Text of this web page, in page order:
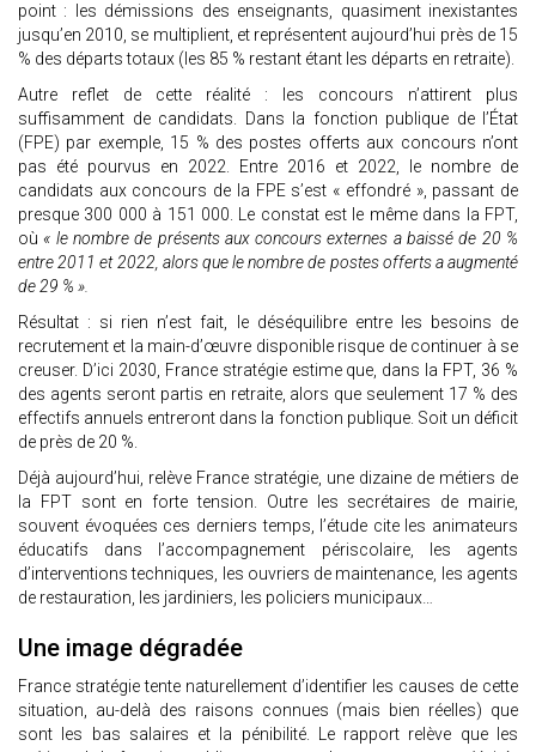
point : les démissions des enseignants, quasiment inexistantes
jusqu’en 2010, se multiplient, et représentent aujourd’hui près de 15
% des départs totaux (les 85 % restant étant les départs en retraite).
Autre reflet de cette réalité : les concours n’attirent plus
suffisamment de candidats. Dans la fonction publique de l’État
(FPE) par exemple, 15 % des postes offerts aux concours n’ont
pas été pourvus en 2022. Entre 2016 et 2022, le nombre de
candidats aux concours de la FPE s’est « effondré », passant de
presque 300 000 à 151 000. Le constat est le même dans la FPT,
où « le nombre de présents aux concours externes a baissé de 20 %
entre 2011 et 2022, alors que le nombre de postes offerts a augmenté
de 29 % ».
Résultat : si rien n’est fait, le déséquilibre entre les besoins de
recrutement et la main-d’œuvre disponible risque de continuer à se
creuser. D’ici 2030, France stratégie estime que, dans la FPT, 36 %
des agents seront partis en retraite, alors que seulement 17 % des
effectifs annuels entreront dans la fonction publique. Soit un déficit
de près de 20 %.
Déjà aujourd’hui, relève France stratégie, une dizaine de métiers de
la FPT sont en forte tension. Outre les secrétaires de mairie,
souvent évoquées ces derniers temps, l’étude cite les animateurs
éducatifs dans l’accompagnement périscolaire, les agents
d’interventions techniques, les ouvriers de maintenance, les agents
de restauration, les jardiniers, les policiers municipaux…
Une image dégradée
France stratégie tente naturellement d’identifier les causes de cette
situation, au-delà des raisons connues (mais bien réelles) que
sont les bas salaires et la pénibilité. Le rapport relève que les